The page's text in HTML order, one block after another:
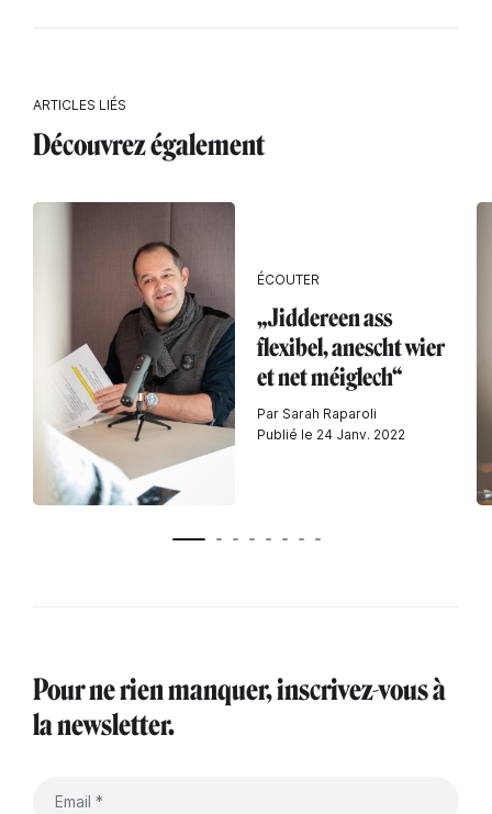
ARTICLES LIÉS
Découvrez également
ÉCOUTER
„Jiddereen ass
flexibel, anescht wier
et net méiglech“
Par Sarah Raparoli
Publié le 24 Janv. 2022
Pour ne rien manquer, inscrivez-vous à
la newsletter.